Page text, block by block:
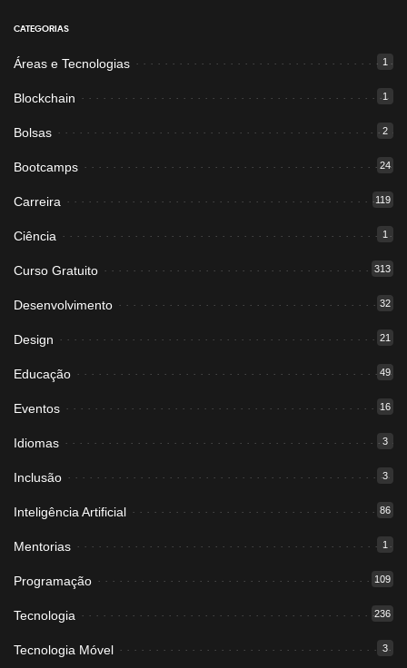
CATEGORIAS
Áreas e Tecnologias 1
Blockchain 1
Bolsas 2
Bootcamps 24
Carreira 119
Ciência 1
Curso Gratuito 313
Desenvolvimento 32
Design 21
Educação 49
Eventos 16
Idiomas 3
Inclusão 3
Inteligência Artificial 86
Mentorias 1
Programação 109
Tecnologia 236
Tecnologia Móvel 3